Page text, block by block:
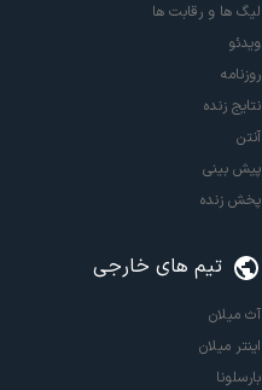
لیگ ها و رقابت ها
ویدئو
روزنامه
نتایج زنده
آنتن
پیش بینی
پخش زنده
تیم های خارجی
آث میلان
اینتر میلان
بارسلونا